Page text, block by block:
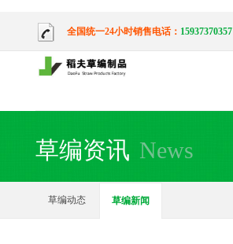
全国统一24小时销售电话： 15937370357
草编资讯 News
草编动态 草编新闻